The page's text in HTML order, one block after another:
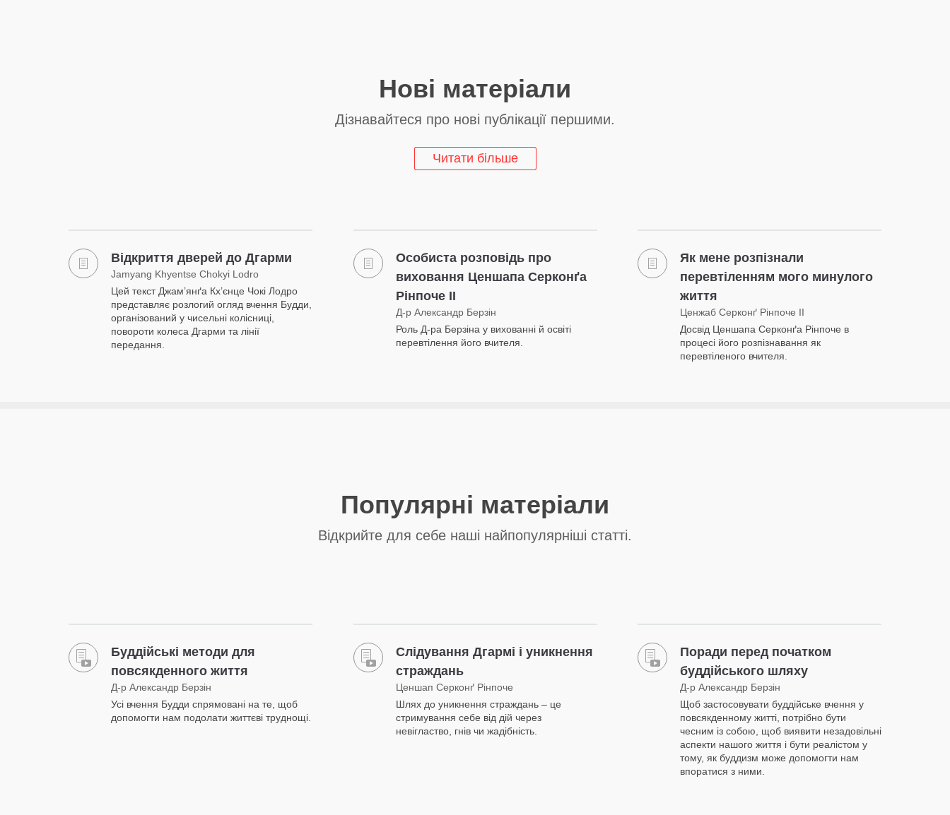
Нові матеріали
Дізнавайтеся про нові публікації першими.
Читати більше
Відкриття дверей до Дгарми
Jamyang Khyentse Chokyi Lodro
Цей текст Джам’янґа Кх’єнце Чокі Лодро
представляє розлогий огляд вчення Будди,
організований у чисельні колісниці,
повороти колеса Дгарми та лінії
передання.
Особиста розповідь про
виховання Ценшапа Серконґа
Рінпоче II
Д-р Александр Берзін
Роль Д-ра Берзіна у вихованні й освіті
перевтілення його вчителя.
Як мене розпізнали
перевтіленням мого минулого
життя
Ценжаб Серконґ Рінпоче II
Досвід Ценшапа Серконґа Рінпоче в
процесі його розпізнавання як
перевтіленого вчителя.
Популярні матеріали
Відкрийте для себе наші найпопулярніші статті.
Буддійські методи для
повсякденного життя
Д-р Александр Берзін
Усі вчення Будди спрямовані на те, щоб
допомогти нам подолати життєві труднощі.
Слідування Дгармі і уникнення
страждань
Ценшап Серконґ Рінпоче
Шлях до уникнення страждань – це
стримування себе від дій через
невігластво, гнів чи жадібність.
Поради перед початком
буддійського шляху
Д-р Александр Берзін
Щоб застосовувати буддійське вчення у
повсякденному житті, потрібно бути
чесним із собою, щоб виявити незадовільні
аспекти нашого життя і бути реалістом у
тому, як буддизм може допомогти нам
впоратися з ними.